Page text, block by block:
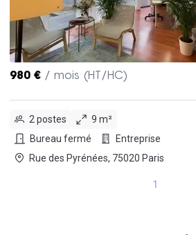
980 € / mois (HT/HC)
2 postes
9 m²
Bureau fermé
Entreprise
Rue des Pyrénées, 75020 Paris
1